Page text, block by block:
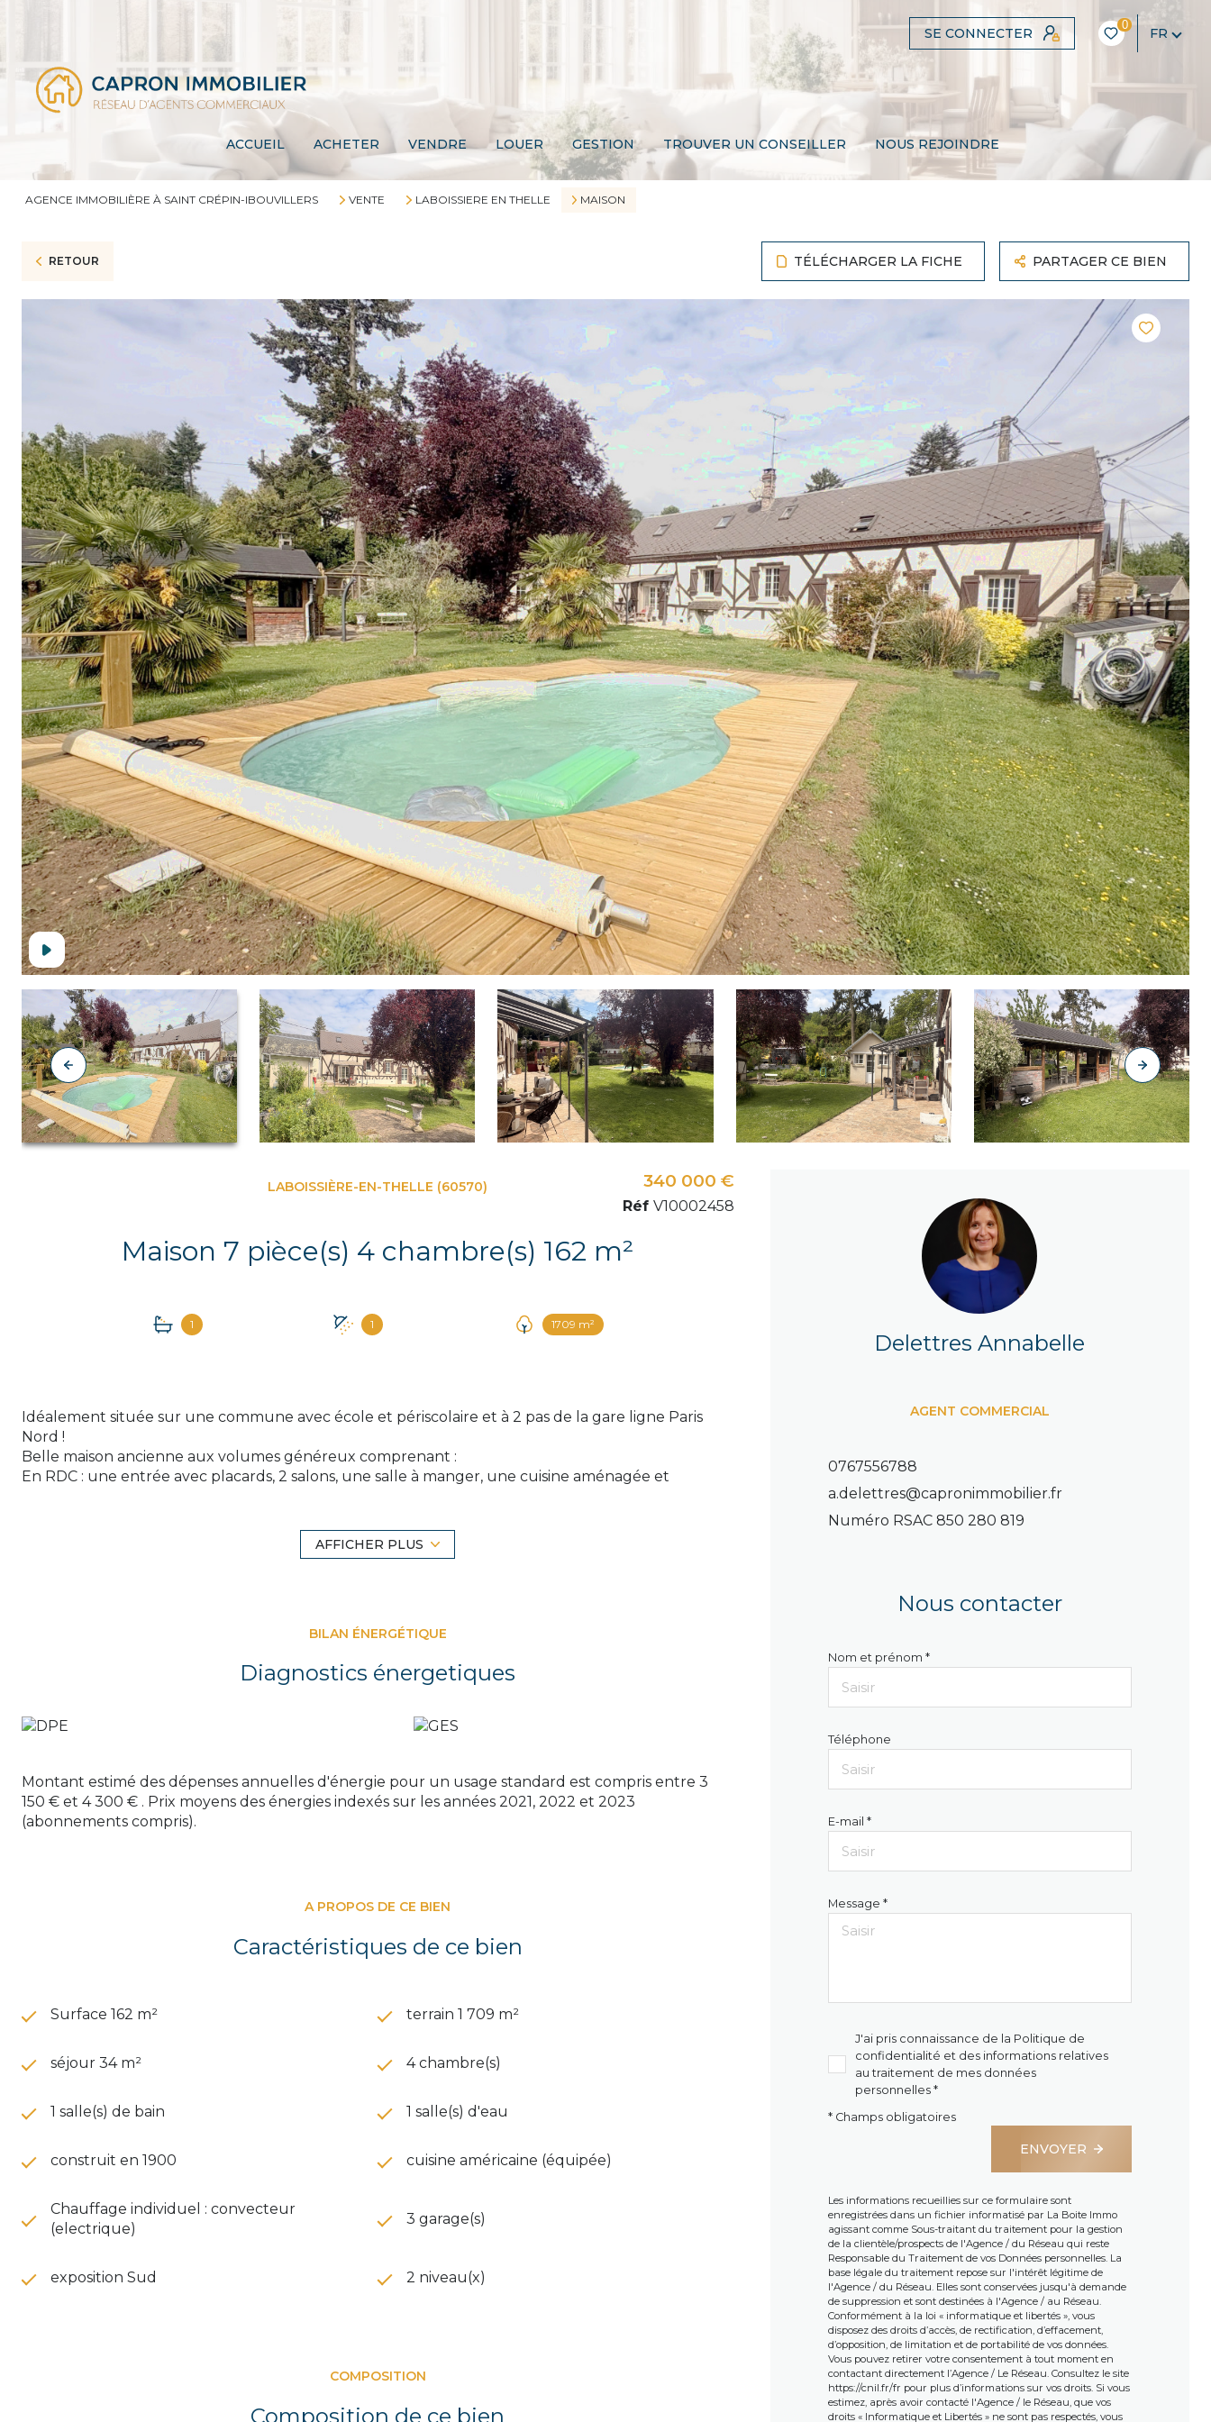
SE CONNECTER
0
FR
ACCUEIL ACHETER VENDRE LOUER GESTION TROUVER UN CONSEILLER NOUS REJOINDRE
AGENCE IMMOBILIÈRE À SAINT CRÉPIN-IBOUVILLERS VENTE LABOISSIERE EN THELLE MAISON
RETOUR TÉLÉCHARGER LA FICHE PARTAGER CE BIEN
LABOISSIÈRE-EN-THELLE (60570)
Maison 7 pièce(s) 4 chambre(s) 162 m²
1 1 1709 m²
340 000 €
Réf V10002458
Idéalement située sur une commune avec école et périscolaire et à 2 pas de la gare ligne Paris
Nord !
Belle maison ancienne aux volumes généreux comprenant :
En RDC : une entrée avec placards, 2 salons, une salle à manger, une cuisine aménagée et
suite une grande chambre avec placard et un point d'eau. WC Séparé.
Cave voutée, dépendances comprenant une chambre supplémentaire, grand garage idéal pour
AFFICHER PLUS
BILAN ÉNERGÉTIQUE
Diagnostics énergetiques
Montant estimé des dépenses annuelles d'énergie pour un usage standard est compris entre 3
150 € et 4 300 € . Prix moyens des énergies indexés sur les années 2021, 2022 et 2023
(abonnements compris).
A PROPOS DE CE BIEN
Caractéristiques de ce bien
Surface 162 m² terrain 1 709 m²
séjour 34 m² 4 chambre(s)
1 salle(s) de bain 1 salle(s) d'eau
construit en 1900 cuisine américaine (équipée)
Chauffage individuel : convecteur
(electrique)
3 garage(s)
exposition Sud 2 niveau(x)
COMPOSITION
Composition de ce bien
Delettres Annabelle
AGENT COMMERCIAL
0767556788
a.delettres@capronimmobilier.fr
Numéro RSAC 850 280 819
Nous contacter
Nom et prénom *
Téléphone
E-mail *
Message *
J'ai pris connaissance de la Politique de
confidentialité et des informations relatives
au traitement de mes données
personnelles *
* Champs obligatoires
ENVOYER
Les informations recueillies sur ce formulaire sont
enregistrées dans un fichier informatisé par La Boite Immo
agissant comme Sous-traitant du traitement pour la gestion
de la clientèle/prospects de l'Agence / du Réseau qui reste
Responsable du Traitement de vos Données personnelles. La
base légale du traitement repose sur l'intérêt légitime de
l'Agence / du Réseau. Elles sont conservées jusqu'à demande
de suppression et sont destinées à l'Agence / au Réseau.
Conformément à la loi « informatique et libertés », vous
disposez des droits d’accès, de rectification, d’effacement,
d’opposition, de limitation et de portabilité de vos données.
Vous pouvez retirer votre consentement à tout moment en
contactant directement l’Agence / Le Réseau. Consultez le site
https://cnil.fr/fr pour plus d’informations sur vos droits. Si vous
estimez, après avoir contacté l'Agence / le Réseau, que vos
droits « Informatique et Libertés » ne sont pas respectés, vous